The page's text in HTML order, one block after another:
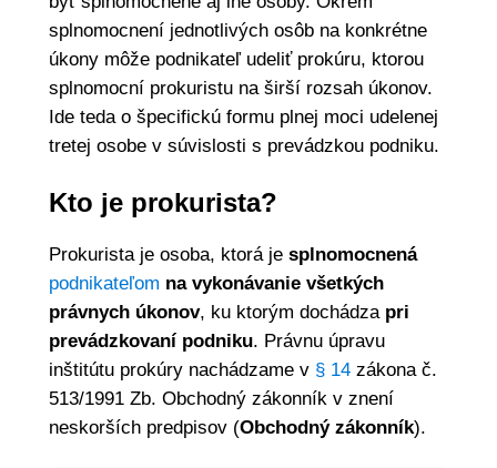
splnomocnení jednotlivých osôb na konkrétne
úkony môže podnikateľ udeliť prokúru, ktorou
splnomocní prokuristu na širší rozsah úkonov.
Ide teda o špecifickú formu plnej moci udelenej
tretej osobe v súvislosti s prevádzkou podniku.
Kto je prokurista?
Prokurista je osoba, ktorá je splnomocnená
podnikateľom na vykonávanie všetkých
právnych úkonov, ku ktorým dochádza pri
prevádzkovaní podniku. Právnu úpravu
inštitútu prokúry nachádzame v § 14zákona č.
513/1991 Zb. Obchodný zákonník v znení
neskorších predpisov (Obchodný zákonník).